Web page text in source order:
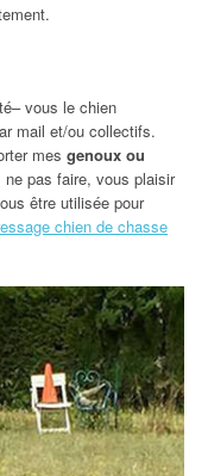
vous le chien
mail et/ou collectifs.
mes genoux ou
ne pas faire, vous plaisir
être utilisée pour
chien de chasse